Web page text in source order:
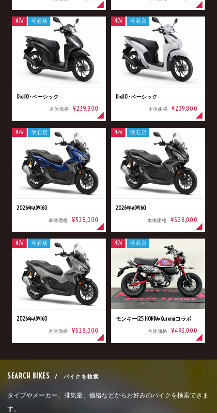
Dio110･ベーシック
本体価格 ¥239,800
NEW 明石店
Dio110･ベーシック
本体価格 ¥239,800
NEW 明石店
2026年ADV160
本体価格 ¥528,000
NEW 明石店
2026年ADV160
本体価格 ¥528,000
NEW 明石店
2026年ADV160
本体価格 ¥528,000
NEW 明石店
モンキー125 HONDA×Kuromiコラボ
本体価格 ¥493,000
NEW 明石店
SEARCH BIKES / バイクを検索
タイプやメーカー、排気量、価格などからお好みのバイクを検索できま
す。